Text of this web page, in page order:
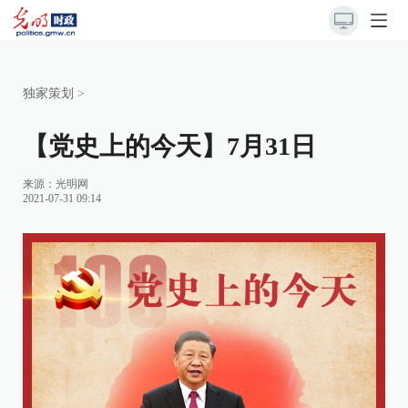
独家策划 >
【党史上的今天】7月31日
来源： 光明网
2021-07-31 09:14